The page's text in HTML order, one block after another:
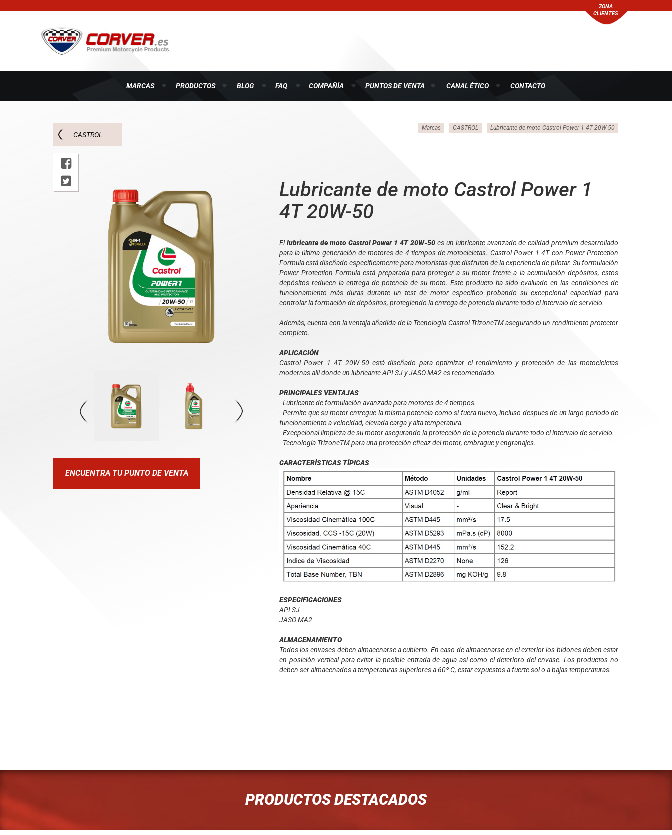
ZONA
CLIENTES
MARCAS PRODUCTOS BLOG FAQ COMPAÑÍA PUNTOS DE VENTA CANAL ÉTICO CONTACTO
CASTROL
Marcas CASTROL Lubricante de moto Castrol Power 1 4T 20W-50
ENCUENTRA TU PUNTO DE VENTA
Lubricante de moto Castrol Power 1
4T 20W-50
Ellubricante de moto Castrol Power 1 4T 20W-50 es un lubricante avanzado de calidad premium desarrollado
para la última generación de motores de 4 tiempos de motocicletas. Castrol Power 1 4T con Power Protection
Formula está diseñado especificamente para motoristas que disfrutan de la experiencia de pilotar. Su formulación
Power Protection Formula está preparada para proteger a su motor frente a la acumulación depósitos, estos
depósitos reducen la entrega de potencia de su moto. Este producto ha sido evaluado en las condiciones de
funcionamiento más duras durante un test de motor específico probando su excepcional capacidad para
controlar la formación de depósitos, protegiendo la entrega de potencia durante todo el intervalo de servicio.
Además, cuenta con la ventaja añadida de la Tecnología Castrol TrizoneTM asegurando un rendimiento protector
completo.
APLICACIÓN
Castrol Power 1 4T 20W-50 está diseñado para optimizar el rendimiento y protección de las motocicletas
modernas allí donde un lubricante API SJ y JASO MA2 es recomendado.
PRINCIPALES VENTAJAS
- Lubricante de formulación avanzada para motores de 4 tiempos.
- Permite que su motor entregue la misma potencia como si fuera nuevo, incluso despues de un largo periodo de
funcionamiento a velocidad, elevada carga y alta temperatura.
- Excepcional limpieza de su motor asegurando la protección de la potencia durante todo el intervalo de servicio.
- Tecnología TrizoneTM para una protección eficaz del motor, embrague y engranajes.
CARACTERÍSTICAS TÍPICAS
ESPECIFICACIONES
API SJ
JASO MA2
ALMACENAMIENTO
Todos los envases deben almacenarse a cubierto. En caso de almacenarse en el exterior los bidones deben estar
en posición vertical para evitar la posible entrada de agua así como el deterioro del envase. Los productos no
deben ser almacenados a temperaturas superiores a 60º C, estar expuestos a fuerte sol o a bajas temperaturas.
PRODUCTOS DESTACADOS